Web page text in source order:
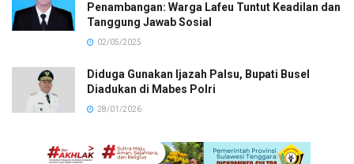
Penambangan: Warga Lafeu Tuntut Keadilan dan
Tanggung Jawab Sosial
02/05/2025
Diduga Gunakan Ijazah Palsu, Bupati Busel
Diadukan di Mabes Polri
28/01/2026